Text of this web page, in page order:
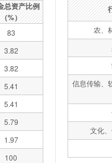
总资产比例
（%）
83
3.82
3.82
5.41
5.41
5.79
1.97
100
农、
信息传输、
文化